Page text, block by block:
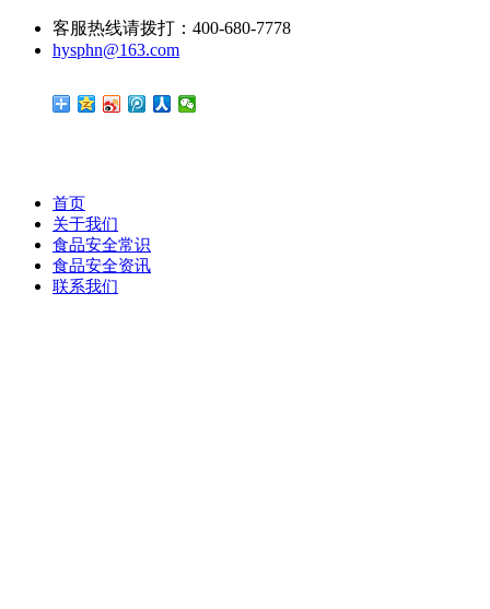
客服热线请拨打：400-680-7778
hysphn@163.com
首页
关于我们
食品安全常识
食品安全资讯
联系我们